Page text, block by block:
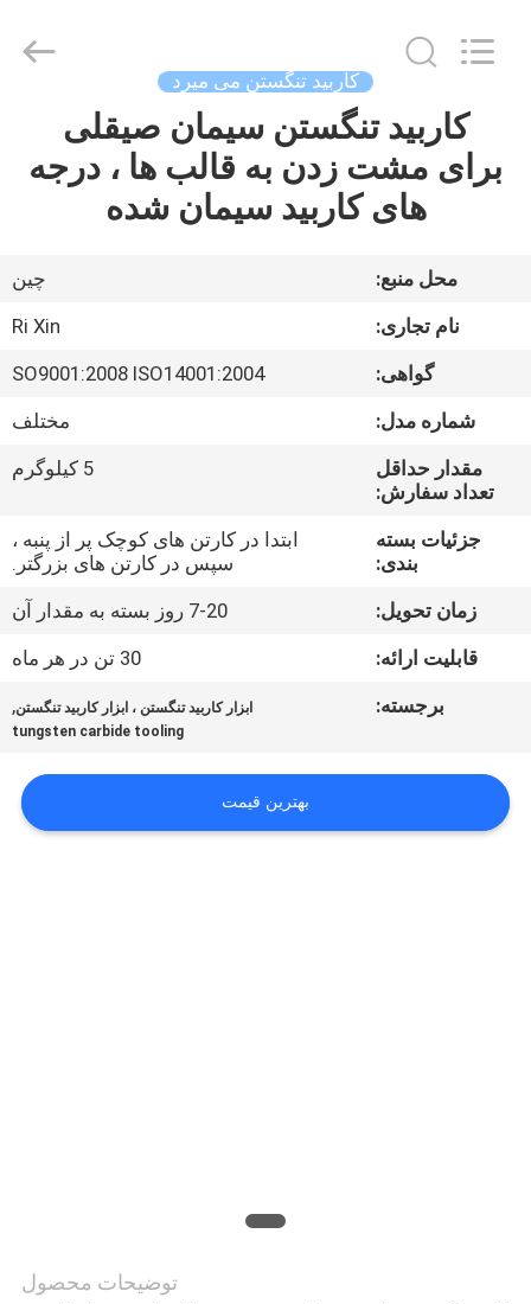
محصولات
درباره
کارخانه
کنترل
کیفیت
اخبار
Carbide
کاربید تنگستن می میرد
کاربید تنگستن سیمان صیقلی
برای مشت زدن به قالب ها ، درجه
های کاربید سیمان شده
محل منبع:
چین
نام تجاری:
Ri Xin
گواهی:
SO9001:2008 ISO14001:2004
شماره مدل:
مختلف
مقدار حداقل
تعداد سفارش:
5 کیلوگرم
جزئیات بسته
بندی:
ابتدا در کارتن های کوچک پر از پنبه ،
سپس در کارتن های بزرگتر.
زمان تحویل:
7-20 روز بسته به مقدار آن
قابلیت ارائه:
30 تن در هر ماه
برجسته:
ابزار کاربید تنگستن ، ابزار کاربید تنگستن,
tungsten carbide tooling
بهترین قیمت
توضیحات محصول